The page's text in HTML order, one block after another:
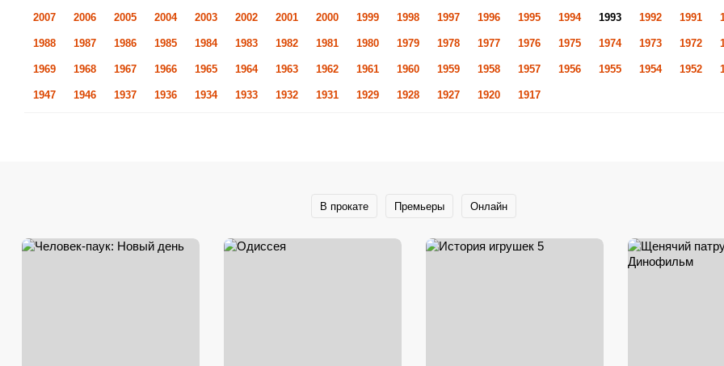
2007 2006 2005 2004 2003 2002 2001 2000 1999 1998 1997 1996 1995 1994 1993 1992 1991
1988 1987 1986 1985 1984 1983 1982 1981 1980 1979 1978 1977 1976 1975 1974 1973 1972
1969 1968 1967 1966 1965 1964 1963 1962 1961 1960 1959 1958 1957 1956 1955 1954 1952
1947 1946 1937 1936 1934 1933 1932 1931 1929 1928 1927 1920 1917
В прокате Премьеры Онлайн